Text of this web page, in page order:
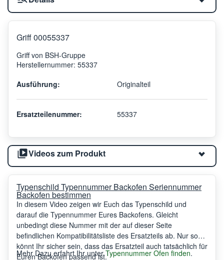
Griff 00055337
Griff von BSH-Gruppe
Herstellernummer: 55337
Ausführung:
Originalteil
Ersatzteilenummer: 55337
Videos zum Produkt
Typenschild Typennummer Backofen Seriennummer
Backofen bestimmen
In diesem Video zeigen wir Euch das Typenschild und
darauf die Typennummer Eures Backofens. Gleicht
unbedingt diese Nummer mit der auf dieser Seite
befindlichen Kompatibilitätsliste des Ersatzteils ab. Nur so
könnt Ihr sicher sein, dass das Ersatzteil auch tatsächlich für
Euren Backofen passend ist.
Mehr Dazu erfahrt Ihr unterTypennummer Ofen finden.